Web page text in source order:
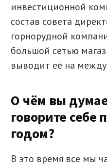
инвестиционной
состав совета
горнорудной
большой сетью
выводит её на
О чём вы
говорите
годом?
В это время все мы